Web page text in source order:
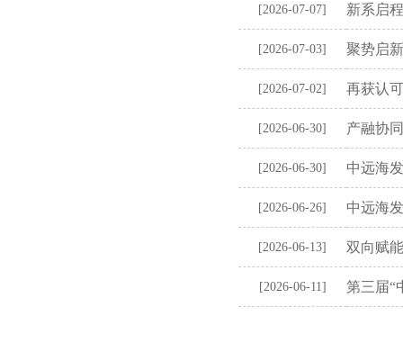
[2026-07-07] 新系启
[2026-07-03] 聚势启
[2026-07-02] 再获认
[2026-06-30] 产融协
[2026-06-30] 中远海
[2026-06-26] 中远海
[2026-06-13] 双向赋
[2026-06-11] 第三届“